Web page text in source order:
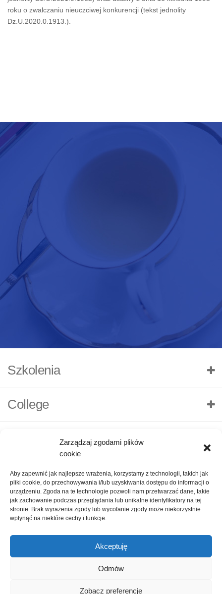
Zarządzaj zgodami plików
cookie
Aby zapewnić jak najlepsze wrażenia, korzystamy z technologii, takich jak
pliki cookie, do przechowywania i/lub uzyskiwania dostępu do informacji o
urządzeniu. Zgoda na te technologie pozwoli nam przetwarzać dane, takie
jak zachowanie podczas przeglądania lub unikalne identyfikatory na tej
stronie. Brak wyrażenia zgody lub wycofanie zgody może niekorzystnie
wpłynąć na niektóre cechy i funkcje.
Akceptuję
Odmów
Zobacz preferencje
roku o zwalczaniu nieuczciwej konkurencji (tekst jednolity
Dz.U.2020.0.1913.).
Szkolenia
College
O nas Polityka Prywatności Kontakt